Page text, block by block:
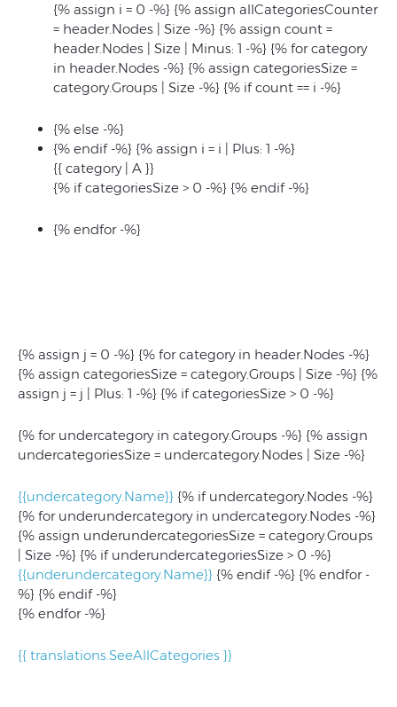
{% assign i = 0 -%} {% assign allCategoriesCounter
= header.Nodes | Size -%} {% assign count =
header.Nodes | Size | Minus: 1 -%} {% for category
in header.Nodes -%} {% assign categoriesSize =
category.Groups | Size -%} {% if count == i -%}
{% else -%}
{% endif -%} {% assign i = i | Plus: 1 -%}
{{ category | A }}
{% if categoriesSize > 0 -%} {% endif -%}
{% endfor -%}
{% assign j = 0 -%} {% for category in header.Nodes -%}
{% assign categoriesSize = category.Groups | Size -%} {%
assign j = j | Plus: 1 -%} {% if categoriesSize > 0 -%}
{% for undercategory in category.Groups -%} {% assign
undercategoriesSize = undercategory.Nodes | Size -%}
{{undercategory.Name}} {% if undercategory.Nodes -%}
{% for underundercategory in undercategory.Nodes -%}
{% assign underundercategoriesSize = category.Groups
| Size -%} {% if underundercategoriesSize > 0 -%}
{{underundercategory.Name}} {% endif -%} {% endfor -
%} {% endif -%}
{% endfor -%}
{{ translations.SeeAllCategories }}